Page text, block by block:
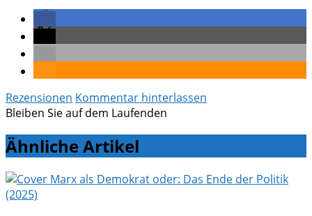
Rezensionen Kommentar hinterlassen
Bleiben Sie auf dem Laufenden
Ähnliche Artikel